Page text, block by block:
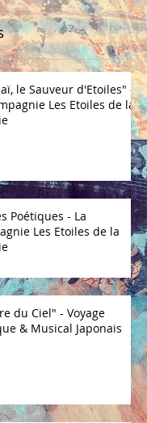
le Sauveur d'Etoiles" -
Les Etoiles de la
Poétiques - La
Les Etoiles de la
du Ciel" - Voyage
& Musical Japonais